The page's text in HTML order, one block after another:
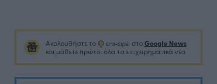
Ακολουθήστε το στο Google News
και μάθετε πρώτοι όλα τα επιχειρηματικά νέα